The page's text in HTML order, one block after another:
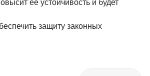
защиту законных